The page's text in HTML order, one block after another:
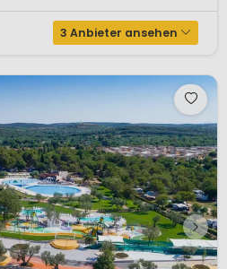
3 Anbieter ansehen